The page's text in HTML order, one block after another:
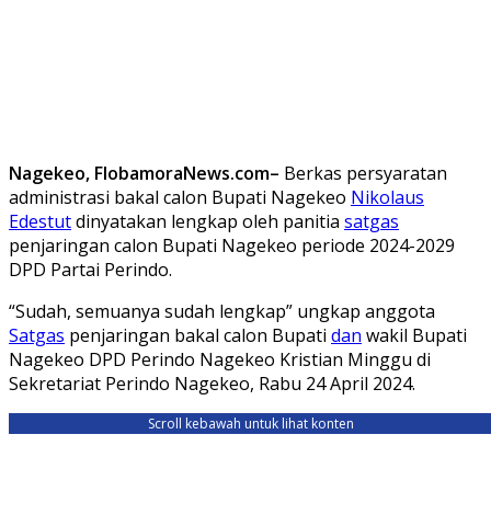
Nagekeo, FlobamoraNews.com– Berkas persyaratan
administrasi bakal calon Bupati Nagekeo Nikolaus
Edestutdinyatakan lengkap oleh panitia satgas
penjaringan calon Bupati Nagekeo periode 2024-2029
DPD Partai Perindo.
“Sudah, semuanya sudah lengkap” ungkap anggota
Satgas penjaringan bakal calon Bupati dan wakil Bupati
Nagekeo DPD Perindo Nagekeo Kristian Minggu di
Sekretariat Perindo Nagekeo, Rabu 24 April 2024.
Scroll kebawah untuk lihat konten